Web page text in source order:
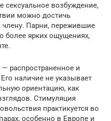
сексуальное возбуждение,
можно достичь
члену. Парни, пережившие
более ярких ощущениях,
распространенное и
наличие не указывает
ориентацию, как
Стимуляция
практикуется во
особенно в Европе и